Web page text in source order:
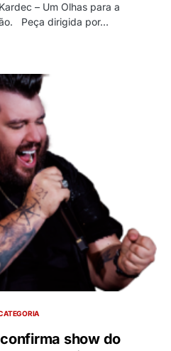
– Um Olhas para a
Peça dirigida por…
show do